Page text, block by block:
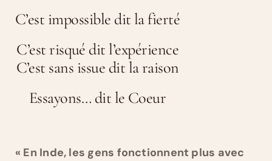
C’est impossible dit la fierté
C’est risqué dit l’expérience
C’est sans issue dit la raison
Essayons… dit le Coeur
« En Inde, les gens fonctionnent plus avec